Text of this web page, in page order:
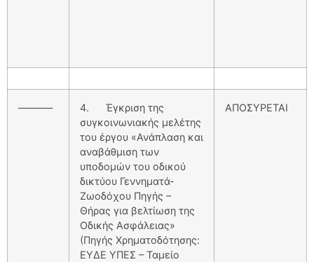
———–
4. Έγκριση της
συγκοινωνιακής μελέτης
του έργου «Ανάπλαση και
αναβάθμιση των
υποδομών του οδικού
δικτύου Γεννηματά-
Ζωοδόχου Πηγής –
Θήρας για βελτίωση της
Οδικής Ασφάλειας»
(Πηγής Χρηματοδότησης:
ΕΥΔΕ ΥΠΕΣ – Ταμείο
ΑΠΟΣΥΡΕΤΑΙ